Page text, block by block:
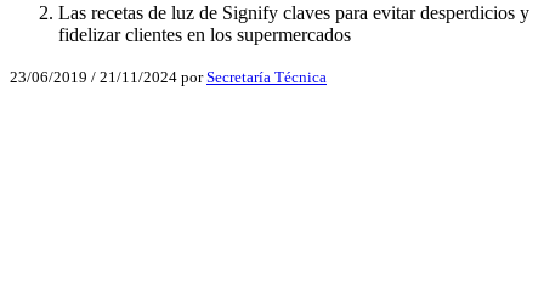
Las recetas de luz de Signify claves para evitar desperdicios y
fidelizar clientes en los supermercados
23/06/2019 / 21/11/2024 porSecretaría Técnica